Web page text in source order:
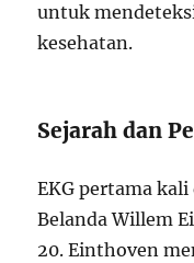
untuk
kesehatan.
Sejarah dan
EKG pertama
Belanda Willem
20. Einthoven